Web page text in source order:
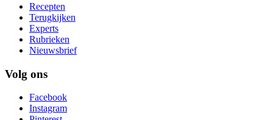
Recepten
Terugkijken
Experts
Rubrieken
Nieuwsbrief
Volg ons
Facebook
Instagram